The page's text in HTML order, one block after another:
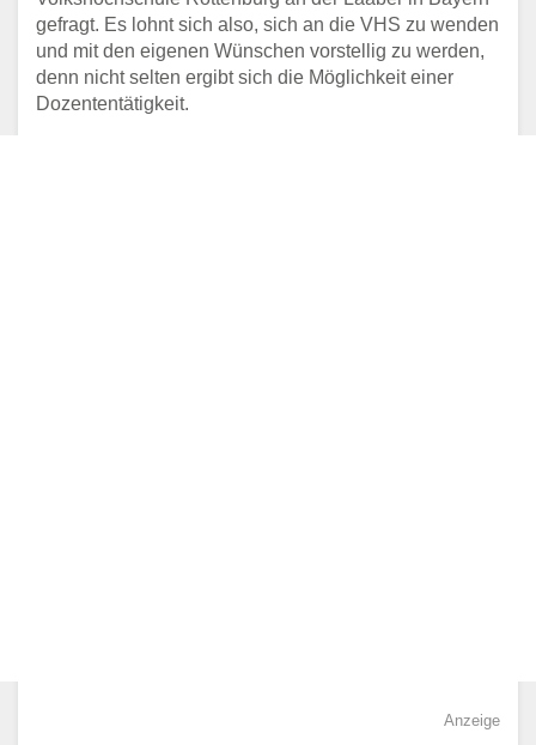
gefragt. Es lohnt sich also, sich an die VHS zu wenden
und mit den eigenen Wünschen vorstellig zu werden,
denn nicht selten ergibt sich die Möglichkeit einer
Dozententätigkeit.
Anzeige